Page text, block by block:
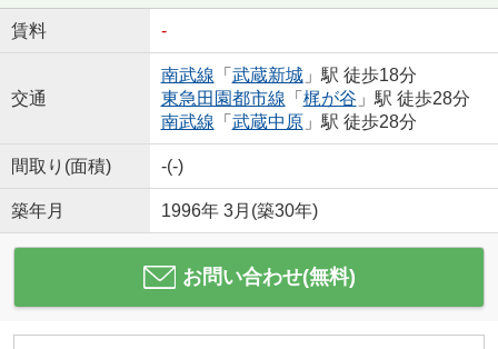
賃料 -
交通
南武線 「 武蔵新城」駅 徒歩18分
東急田園都市線 「 梶が谷 」駅 徒歩28分
南武線 「 武蔵中原」駅 徒歩28分
間取り(面積) -(-)
築年月 1996年 3月(築30年)
お問い合わせ(無料)